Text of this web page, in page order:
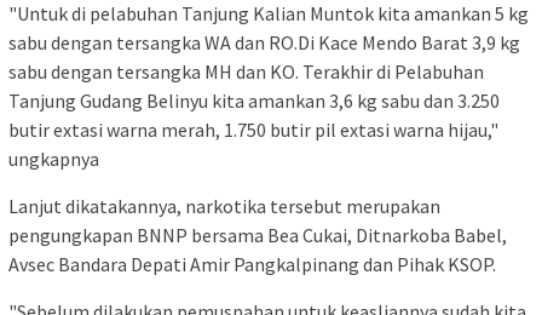
"Untuk di pelabuhan Tanjung Kalian Muntok kita amankan 5 kg
sabu dengan tersangka WA dan RO.Di Kace Mendo Barat 3,9 kg
sabu dengan tersangka MH dan KO. Terakhir di Pelabuhan
Tanjung Gudang Belinyu kita amankan 3,6 kg sabu dan 3.250
butir extasi warna merah, 1.750 butir pil extasi warna hijau,"
ungkapnya
Lanjut dikatakannya, narkotika tersebut merupakan
pengungkapan BNNP bersama Bea Cukai, Ditnarkoba Babel,
Avsec Bandara Depati Amir Pangkalpinang dan Pihak KSOP.